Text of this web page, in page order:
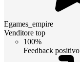
Egames_empire
Venditore top
100%
Feedback positivo